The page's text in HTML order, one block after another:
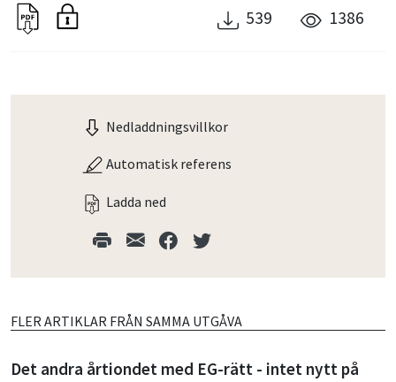
539 1386
Nedladdningsvillkor
Automatisk referens
Ladda ned
FLER ARTIKLAR FRÅN SAMMA UTGÅVA
Det andra årtiondet med EG-rätt - intet nytt på